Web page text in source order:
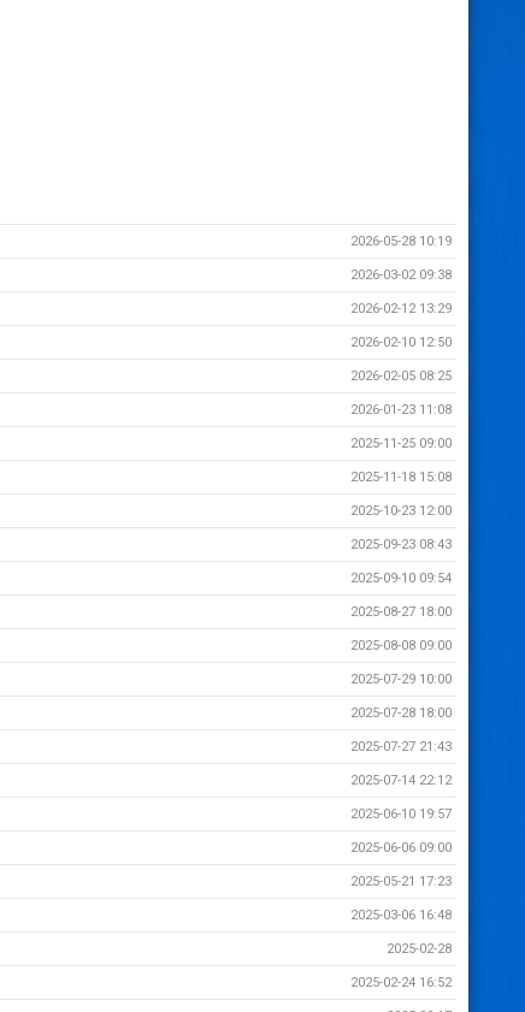
2026-05-28 10:19
2026-03-02 09:38
2026-02-12 13:29
2026-02-10 12:50
2026-02-05 08:25
2026-01-23 11:08
2025-11-25 09:00
2025-11-18 15:08
2025-10-23 12:00
2025-09-23 08:43
2025-09-10 09:54
2025-08-27 18:00
2025-08-08 09:00
2025-07-29 10:00
2025-07-28 18:00
2025-07-27 21:43
2025-07-14 22:12
2025-06-10 19:57
2025-06-06 09:00
2025-05-21 17:23
2025-03-06 16:48
2025-02-28
2025-02-24 16:52